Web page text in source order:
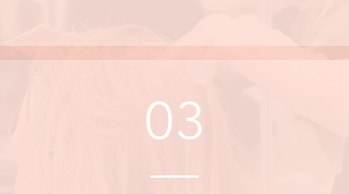
03